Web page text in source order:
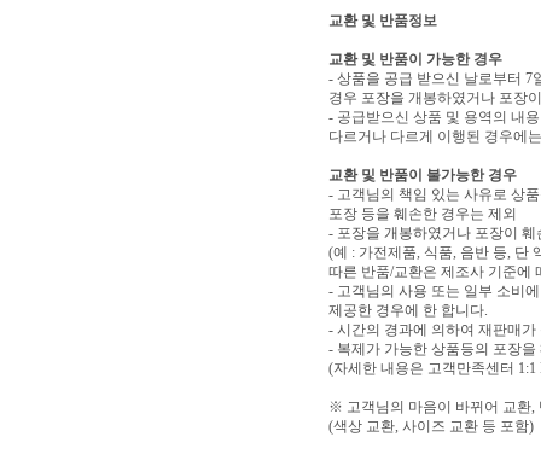
교환 및 반품정보
교환 및 반품이 가능한 경우
- 상품을 공급 받으신 날로부터 7
경우 포장을 개봉하였거나 포장
- 공급받으신 상품 및 용역의 내
다르거나 다르게 이행된 경우에
교환 및 반품이 불가능한 경우
- 고객님의 책임 있는 사유로 상
포장 등을 훼손한 경우는 제외
- 포장을 개봉하였거나 포장이
(예 : 가전제품, 식품, 음반 등, 단
따른 반품/교환은 제조사 기준에
- 고객님의 사용 또는 일부 소비
제공한 경우에 한 합니다.
- 시간의 경과에 의하여 재판매
- 복제가 가능한 상품등의 포장을
(자세한 내용은 고객만족센터
※ 고객님의 마음이 바뀌어 교환,
(색상 교환, 사이즈 교환 등 포함)